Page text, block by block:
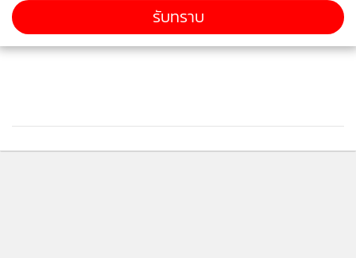
จนเครื่องบินสามารถลงจอดได้แล้วเมื่อเวลา 12.40 น.ที่ผ่านมา
รับทราบ